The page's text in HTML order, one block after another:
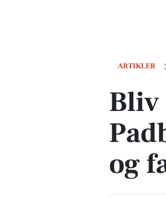
ARTIKLER
Bliv
Bliv
og